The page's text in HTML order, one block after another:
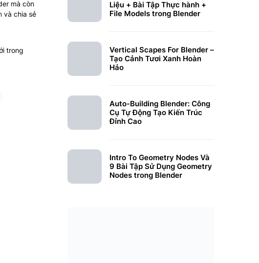
mà còn
và chia sẻ
trong
Liệu + Bài Tập Thực hành +
File Models trong Blender
Vertical Scapes For Blender –
Tạo Cảnh Tươi Xanh Hoàn
Hảo
Auto-Building Blender: Công
Cụ Tự Động Tạo Kiến Trúc
Đỉnh Cao
Intro To Geometry Nodes Và
9 Bài Tập Sử Dụng Geometry
Nodes trong Blender